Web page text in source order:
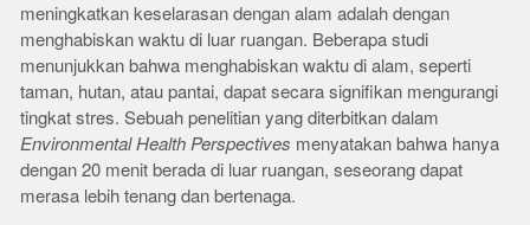
meningkatkan keselarasan dengan alam adalah dengan
menghabiskan waktu di luar ruangan. Beberapa studi
menunjukkan bahwa menghabiskan waktu di alam, seperti
taman, hutan, atau pantai, dapat secara signifikan mengurangi
tingkat stres. Sebuah penelitian yang diterbitkan dalam
Environmental Health Perspectives menyatakan bahwa hanya
dengan 20 menit berada di luar ruangan, seseorang dapat
merasa lebih tenang dan bertenaga.